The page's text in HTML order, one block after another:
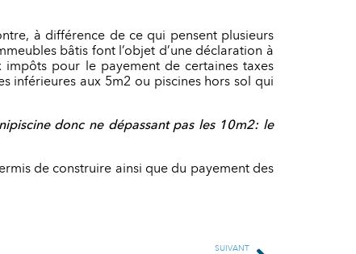
à différence de ce qui pensent plusieurs
bâtis font l’objet d’une déclaration à
impôts pour le payement de certaines taxes
inférieures aux 5m2 ou piscines hors sol qui
donc ne dépassant pas les 10m2: le
de construire ainsi que du payement des
SUIVANT